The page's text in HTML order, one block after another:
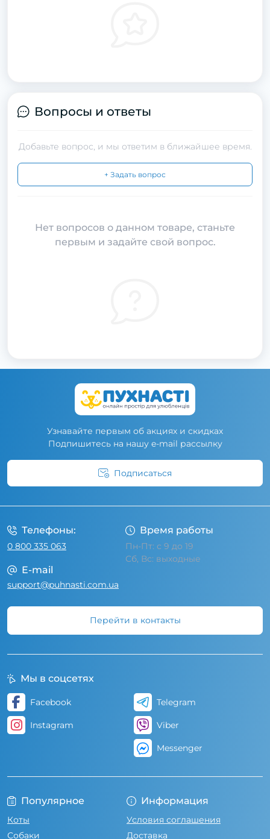
Вопросы и ответы
Добавьте вопрос, и мы ответим в ближайшее время.
+ Задать вопрос
Нет вопросов о данном товаре, станьте
первым и задайте свой вопрос.
Узнавайте первым об акциях и скидках
Подпишитесь на нашу e-mail рассылку
Подписаться
Телефоны:
0 800 335 063
Время работы
Пн-Пт: с 9 до 19
Сб, Вс: выходные
E-mail
support@puhnasti.com.ua
Перейти в контакты
Популярное
Коты
Собаки
Информация
Условия соглашения
Доставка
Мы в соцсетях
Facebook
Instagram
Telegram
Viber
Messenger